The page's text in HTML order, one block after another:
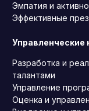
Эмпатия и
Эффективные
Управленческие
Разработка и
талантами
Управление
Оценка и